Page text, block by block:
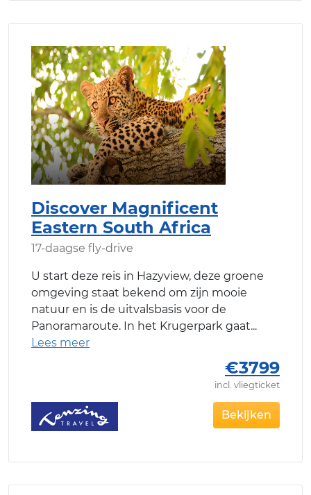
Discover Magnificent
Eastern South Africa
17-daagse fly-drive
U start deze reis in Hazyview, deze groene
omgeving staat bekend om zijn mooie
natuur en is de uitvalsbasis voor de
Panoramaroute. In het Krugerpark gaat
€3799
incl. vliegticket
Bekijken